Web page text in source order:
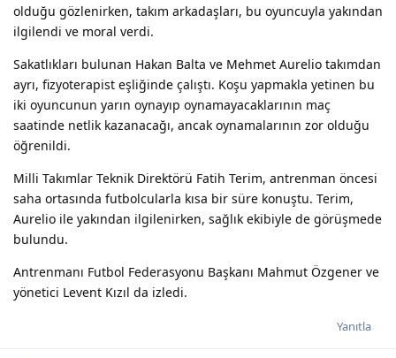
olduğu gözlenirken, takım arkadaşları, bu oyuncuyla yakından
ilgilendi ve moral verdi.
Sakatlıkları bulunan Hakan Balta ve Mehmet Aurelio takımdan
ayrı, fizyoterapist eşliğinde çalıştı. Koşu yapmakla yetinen bu
iki oyuncunun yarın oynayıp oynamayacaklarının maç
saatinde netlik kazanacağı, ancak oynamalarının zor olduğu
öğrenildi.
Milli Takımlar Teknik Direktörü Fatih Terim, antrenman öncesi
saha ortasında futbolcularla kısa bir süre konuştu. Terim,
Aurelio ile yakından ilgilenirken, sağlık ekibiyle de görüşmede
bulundu.
Antrenmanı Futbol Federasyonu Başkanı Mahmut Özgener ve
yönetici Levent Kızıl da izledi.
Yanıtla